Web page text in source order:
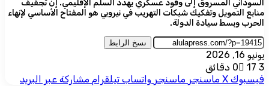
السوداني المسروق إلى وقود عسكري يهدد السلم الإقليمي. إن تجفيف
منابع التمويل وتفكيك شبكات التهريب في نيروبي هو المفتاح الأساسي لإنهاء
الحرب وبسط سيادة الدولة.
نسخ الرابط
يونيو 16, 2026
0
17 3 دقائق
فيسبوك ‫X ماسنجر ماسنجر واتساب تيلقرام مشاركة عبر البريد